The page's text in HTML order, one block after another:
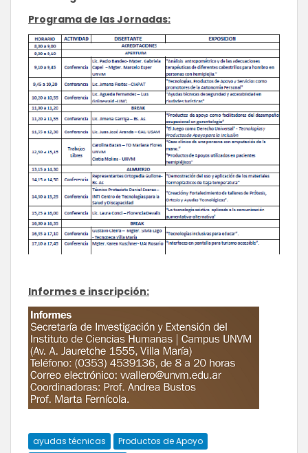
Programa de las Jornadas:
Informes e inscripción:
ayudas técnicas
Productos de Apoyo